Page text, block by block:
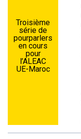
Troisième
série de
pourparlers
en cours
pour
l’ALEAC
UE-Maroc